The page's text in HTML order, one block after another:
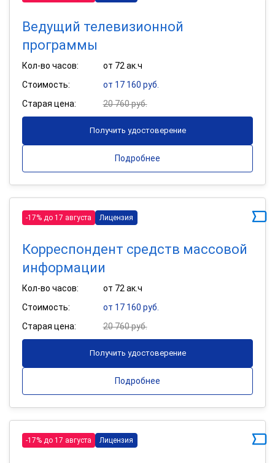
Ведущий телевизионной
программы
Кол-во часов:
от 72 ак.ч
Стоимость:
от 17 160 руб.
Старая цена:
20 760 руб.
Получить удостоверение
Подробнее
-17% до 17 августа Лицензия
Корреспондент средств массовой
информации
Кол-во часов:
от 72 ак.ч
Стоимость:
от 17 160 руб.
Старая цена:
20 760 руб.
Получить удостоверение
Подробнее
-17% до 17 августа Лицензия